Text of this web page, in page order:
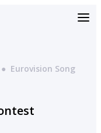
● Eurovision Song